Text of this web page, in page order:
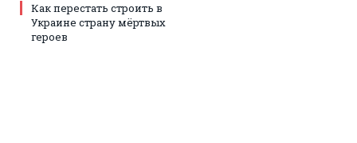
Как перестать строить в
Украине страну мёртвых
героев